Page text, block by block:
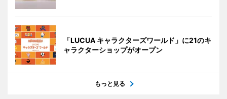
「LUCUA キャラクターズワールド」に21のキ
ャラクターショップがオープン
もっと見る